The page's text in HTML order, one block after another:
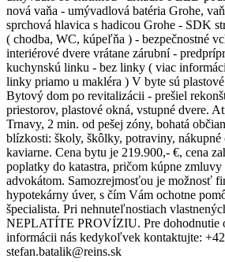
nová vaňa - umývadlová batéria Grohe,
sprchová hlavica s hadicou Grohe - SDK
( chodba, WC, kúpeľňa ) - bezpečnostné
interiérové dvere vrátane zárubní -
kuchynskú linku - bez linky ( viac
linky priamo u makléra ) V byte sú
Bytový dom po revitalizácii - prešiel
priestorov, plastové okná, vstupné dvere.
Trnavy, 2 min. od pešej zóny, bohatá
blízkosti: školy, škôlky, potraviny, nákupné
kaviarne. Cena bytu je 219.900,- €, cena
poplatky do katastra, pričom kúpne zmluvy
advokátom. Samozrejmosťou je možnosť
hypotekárny úver, s čím Vám ochotne
špecialista. Pri nehnuteľnostiach
NEPLATÍTE PROVÍZIU. Pre dohodnutie
informácii nás kedykoľvek kontaktujte:
stefan.batalik@reins.sk